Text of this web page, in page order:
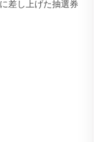
差し上げた抽選券